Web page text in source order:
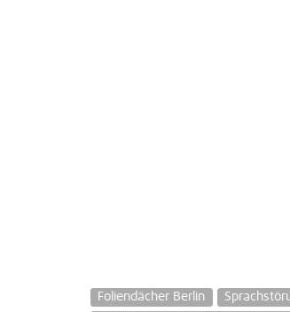
Foliendächer Berlin